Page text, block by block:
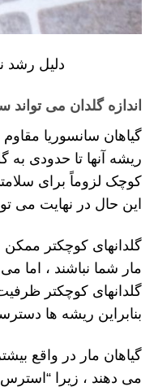
دلیل رشد
اندازه گلدان می
گیاهان سانسوریا
ریشه آنها تا حدودی به
کوچک لزوماً برای
این حال در نهایت می
گلدانهای کوچکتر
مار شما نباشند ، اما
گلدانهای کوچکتر
بنابراین ریشه ها
گیاهان مار در واقع
می دهند ، زیرا